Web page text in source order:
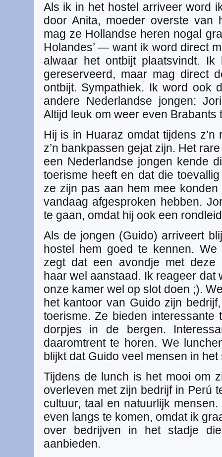
Als ik in het hostel arriveer word
door Anita, moeder overste van
mag ze Hollandse heren nogal
Holandes’ — want ik word direct
alwaar het ontbijt plaatsvindt.
gereserveerd, maar mag direct
ontbijt. Sympathiek. Ik word ook
andere Nederlandse jongen:
Altijd leuk om weer even Brabants
Hij is in Huaraz omdat tijdens
z’n bankpassen gejat zijn. Het
een Nederlandse jongen kende
toerisme heeft en dat die
ze zijn pas aan hem mee
vandaag afgesproken hebben.
te gaan, omdat hij ook een
Als de jongen (Guido) arriveert
hostel hem goed te kennen.
zegt dat een avondje met deze
haar wel aanstaad. Ik reageer dat
onze kamer wel op slot doen ;).
het kantoor van Guido zijn
toerisme. Ze bieden interessante
dorpjes in de bergen.
daaromtrent te horen. We
blijkt dat Guido veel mensen in het
Tijdens de lunch is het mooi om
overleven met zijn bedrijf in Perú
cultuur, taal en natuurlijk
even langs te komen, omdat ik
over bedrijven in het stadje
aanbieden.